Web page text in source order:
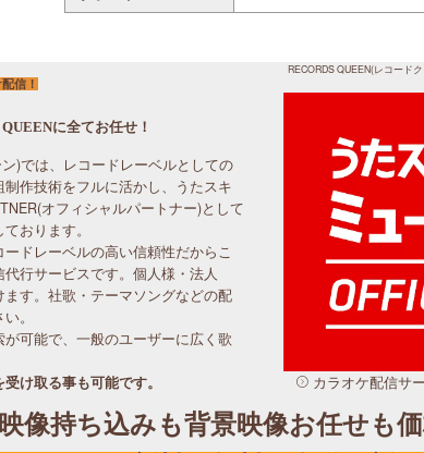
信！
に全てお任せ！
)では、レコードレーベルとしての
作技術をフルに活かし、うたスキ
オフィシャルパートナー)として
おります。
ドレーベルの高い信頼性だからこ
行サービスです。個人様・法人
す。社歌・テーマソングなどの配
。
可能で、一般のユーザーに広く歌
け取る事も可能です。
RECORDS QUEEN(レコード
カラオケ配信サ
像持ち込みも背景映像お任せも